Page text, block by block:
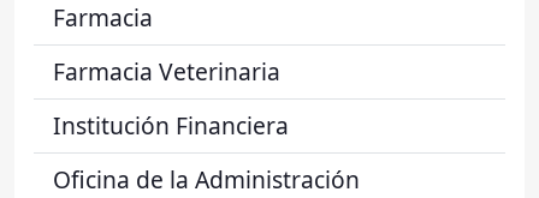
Farmacia
Farmacia Veterinaria
Institución Financiera
Oficina de la Administración